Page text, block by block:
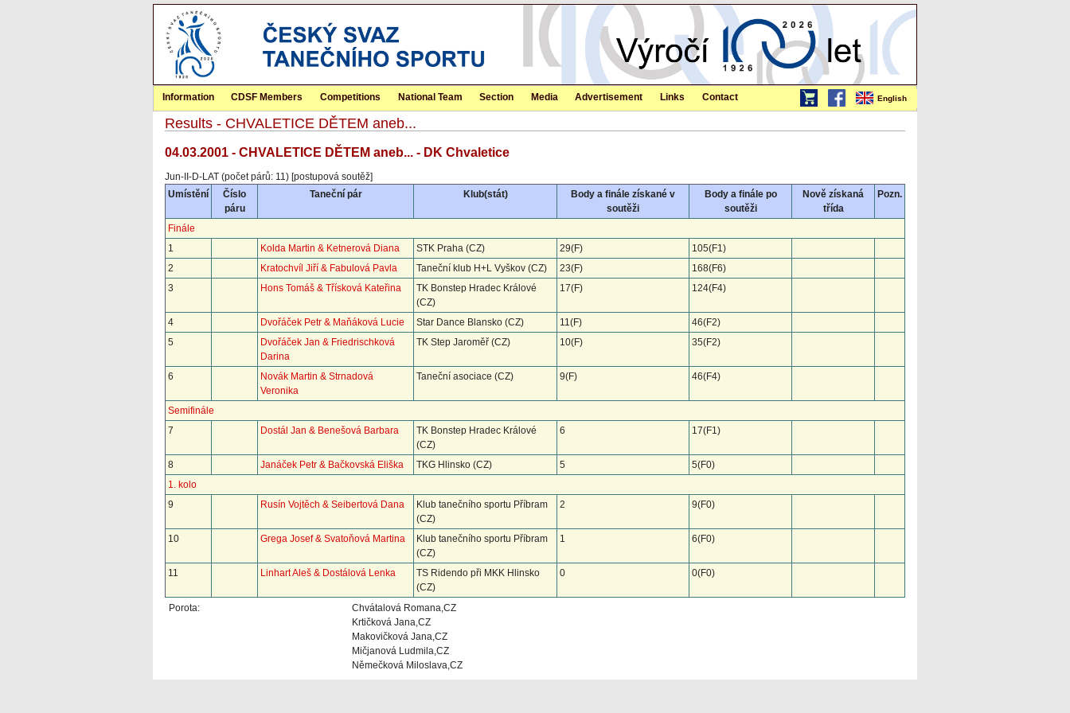
English
Information CDSF Members Competitions National Team Section Media Advertisement Links Contact
Results - CHVALETICE DĚTEM aneb...
04.03.2001 - CHVALETICE DĚTEM aneb... - DK Chvaletice
Jun-II-D-LAT (počet párů: 11) [postupová soutěž]
Umístění
Číslo
páru
Taneční pár Klub(stát)
Body a finále získané v
soutěži
Body a finále po
soutěži
Nově získaná
třída
Pozn.
Finále
1
Kolda Martin & Ketnerová Diana STK Praha (CZ) 29(F)
105(F1)
2
Kratochvíl Jiří & Fabulová Pavla Taneční klub H+L Vyškov (CZ) 23(F)
168(F6)
3
Hons Tomáš & Třísková Kateřina
TK Bonstep Hradec Králové
(CZ)
17(F) 124(F4)
4 Dvořáček Petr & Maňáková Lucie Star Dance Blansko (CZ) 11(F)
46(F2)
5
Dvořáček Jan & Friedrischková
Darina
TK Step Jaroměř (CZ) 10(F) 35(F2)
6
Novák Martin & Strnadová
Veronika
Taneční asociace (CZ) 9(F) 46(F4)
Semifinále
7
Dostál Jan & Benešová Barbara
TK Bonstep Hradec Králové
(CZ)
6 17(F1)
8 Janáček Petr & Bačkovská Eliška TKG Hlinsko (CZ) 5
5(F0)
1. kolo
9
Rusín Vojtěch & Seibertová Dana
Klub tanečního sportu Příbram
(CZ)
2 9(F0)
10 Grega Josef & Svatoňová Martina
Klub tanečního sportu Příbram
(CZ)
1 6(F0)
11 Linhart Aleš & Dostálová Lenka
TS Ridendo při MKK Hlinsko
(CZ)
0 0(F0)
Porota:
Chvátalová Romana,CZ
Krtičková Jana,CZ
Makovičková Jana,CZ
Mičjanová Ludmila,CZ
Němečková Miloslava,CZ